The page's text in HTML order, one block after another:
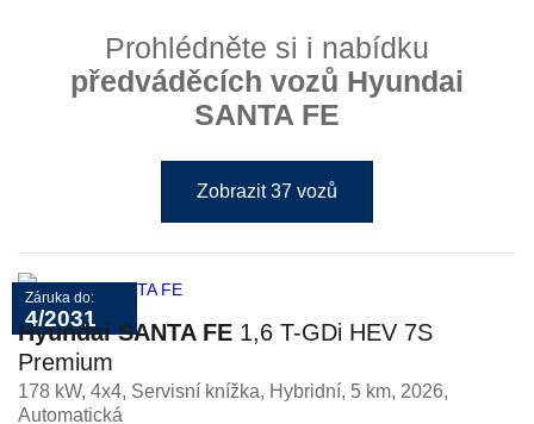
Prohlédněte si i nabídku
předváděcích vozů Hyundai
SANTA FE
Zobrazit 37 vozů
Záruka do:
4/2031
Hyundai SANTA FE 1,6 T-GDi HEV 7S
Premium
178 kW, 4x4, Servisní knížka, Hybridní, 5 km, 2026,
Automatická